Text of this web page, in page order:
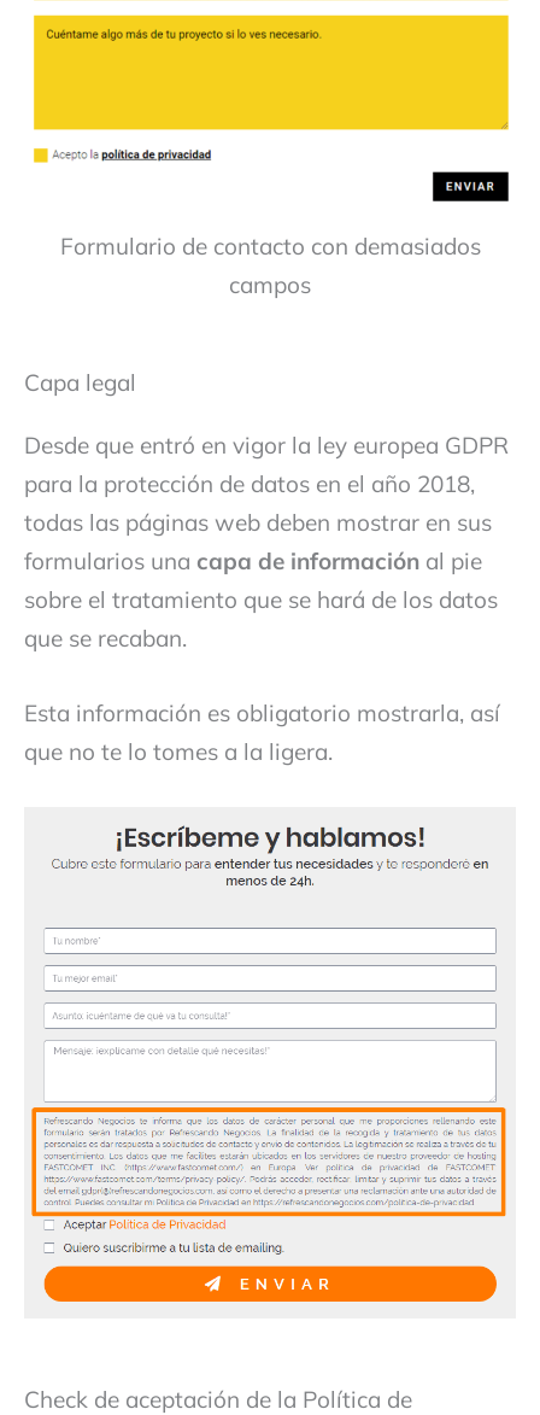
Formulario de contacto con demasiados
campos
Capa legal
Desde que entró en vigor la ley europea GDPR
para la protección de datos en el año 2018,
todas las páginas web deben mostrar en sus
formularios una capa de información al pie
sobre el tratamiento que se hará de los datos
que se recaban.
Esta información es obligatorio mostrarla, así
que no te lo tomes a la ligera.
Check de aceptación de la Política de